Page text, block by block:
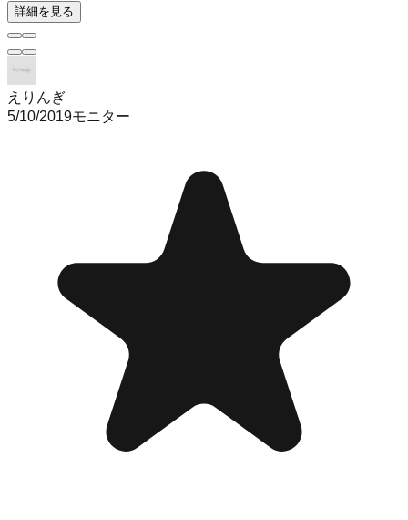
詳細を見る
えりんぎ
5/10/2019モニター